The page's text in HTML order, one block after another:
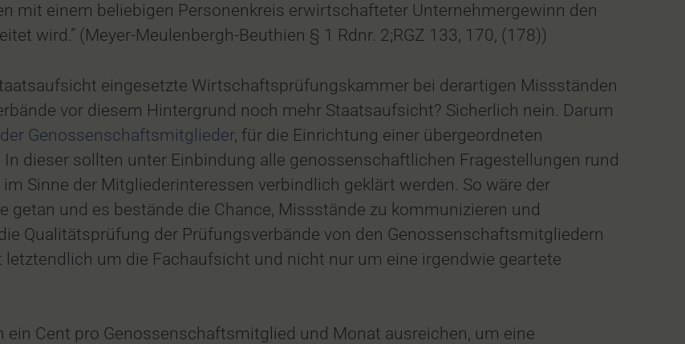
mit einem beliebigen Personenkreis erwirtschafteter Unternehmergewinn den
wird.” (Meyer-Meulenbergh-Beuthien § 1 Rdnr. 2;RGZ 133, 170, (178))
eingesetzte Wirtschaftsprüfungskammer bei derartigen Missständen
vor diesem Hintergrund noch mehr Staatsaufsicht? Sicherlich nein. Darum
Genossenschaftsmitglieder, für die Einrichtung einer übergeordneten
dieser sollten unter Einbindung alle genossenschaftlichen Fragestellungen rund
Sinne der Mitgliederinteressen verbindlich geklärt werden. So wäre der
und es bestände die Chance, Missstände zu kommunizieren und
Qualitätsprüfung der Prüfungsverbände von den Genossenschaftsmitgliedern
um die Fachaufsicht und nicht nur um eine irgendwie geartete
Cent pro Genossenschaftsmitglied und Monat ausreichen, um eine